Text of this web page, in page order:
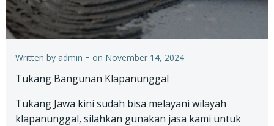
Written by admin - on November 14, 2024
Tukang Bangunan Klapanunggal
Tukang Jawa kini sudah bisa melayani wilayah
klapanunggal, silahkan gunakan jasa kami untuk